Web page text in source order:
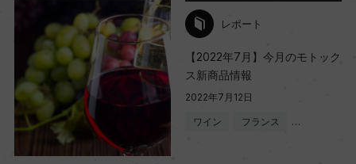
レポート
【2022年7月】今月のモトック
ス新商品情報
2022年7月12日
ワイン フランス …